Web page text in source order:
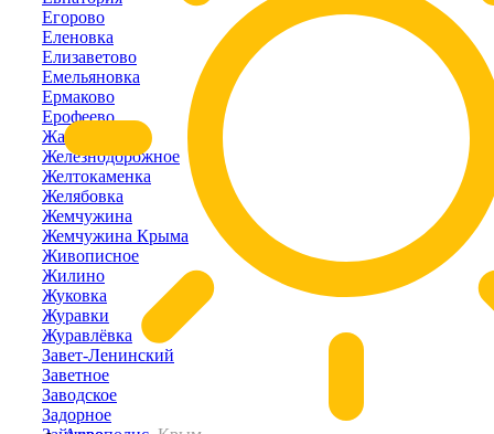
Егорово
Еленовка
Елизаветово
Емельяновка
Ермаково
Ерофеево
Жаворонки
Железнодорожное
Желтокаменка
Желябовка
Жемчужина
Жемчужина Крыма
Живописное
Жилино
Жуковка
Журавки
Журавлёвка
Завет-Ленинский
Заветное
Заводское
Задорное